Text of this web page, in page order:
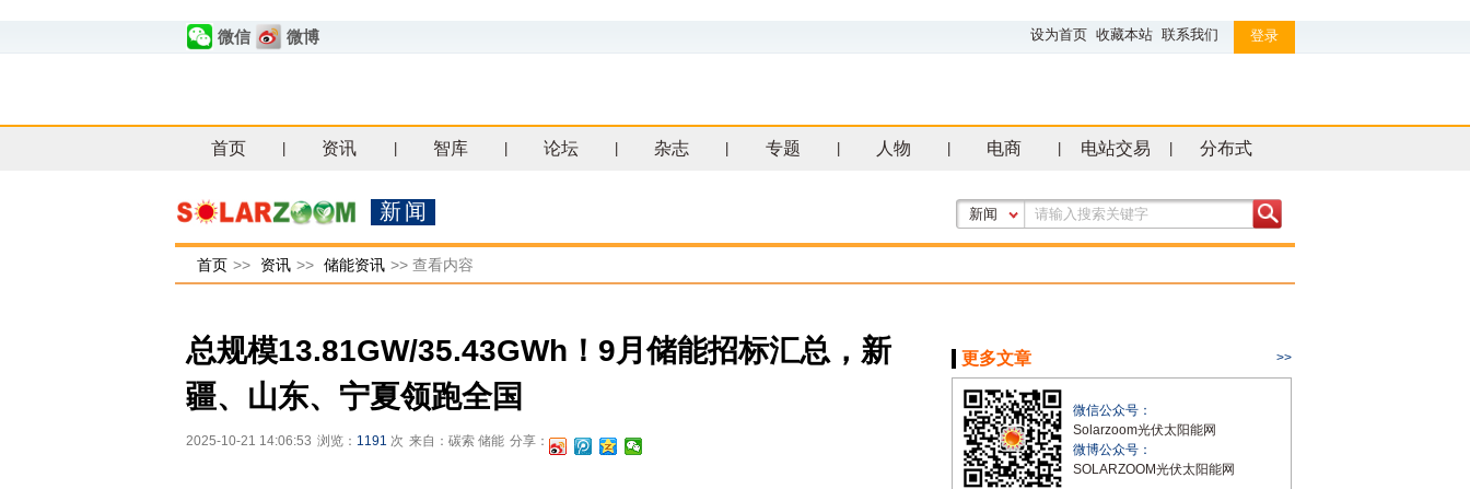
微信 微博 设为首页 收藏本站 联系我们 登录
首页 资讯 智库 论坛 杂志 专题 人物 电商 电站交易 分布式
新闻 新闻
首页 >> 资讯 >> 储能资讯 >> 查看内容
总规模13.81GW/35.43GWh！9月储能招标汇总，新
疆、山东、宁夏领跑全国
2025-10-21 14:06:53 浏览： 1191 次 来自：碳索 储能 分享：
更多文章 >>
微信公众号：
Solarzoom光伏太阳能网
微博公众号：
SOLARZOOM光伏太阳能网